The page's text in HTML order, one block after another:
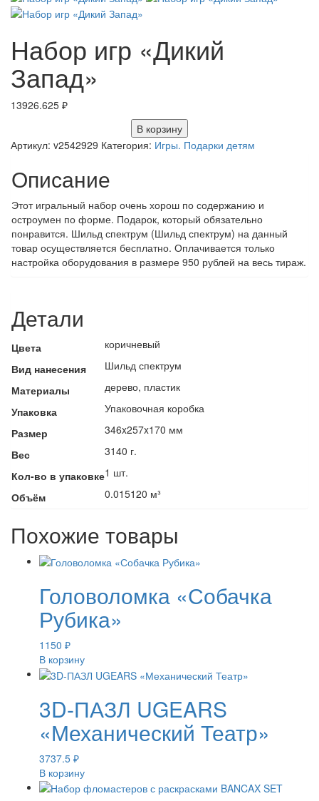
Набор игр «Дикий
Запад»
13926.625 ₽
В корзину
Артикул: v2542929 Категория: Игры. Подарки детям
Описание
Этот игральный набор очень хорош по содержанию и
остроумен по форме. Подарок, который обязательно
понравится. Шильд спектрум (Шильд спектрум) на данный
товар осуществляется бесплатно. Оплачивается только
настройка оборудования в размере 950 рублей на весь тираж.
Детали
Цвета
коричневый
Вид нанесения
Шильд спектрум
Материалы
дерево, пластик
Упаковка
Упаковочная коробка
Размер
346x257x170 мм
Вес
3140 г.
Кол-во в упаковке1 шт.
Объём
0.015120 м³
Похожие товары
Головоломка «Собачка
Рубика»
1150 ₽
В корзину
3D-ПАЗЛ UGEARS
«Механический Театр»
3737.5 ₽
В корзину